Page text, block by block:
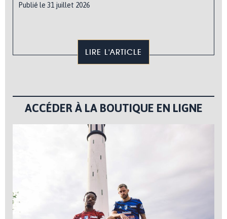
Publié le 31 juillet 2026
LIRE L'ARTICLE
ACCÉDER À LA BOUTIQUE EN LIGNE